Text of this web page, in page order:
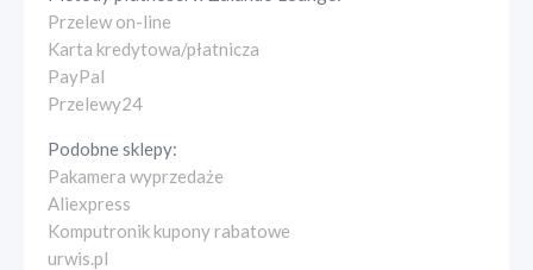
Przelew on-line
Karta kredytowa/płatnicza
PayPal
Przelewy24
Podobne sklepy:
Pakamera wyprzedaże
Aliexpress
Komputronik kupony rabatowe
urwis.pl